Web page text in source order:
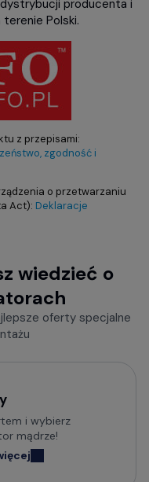
producenta i
Polski.
z przepisami:
zgodność i
o przetwarzaniu
Act): Deklaracje
wiedzieć o
oferty specjalne
i wybierz
mądrze!